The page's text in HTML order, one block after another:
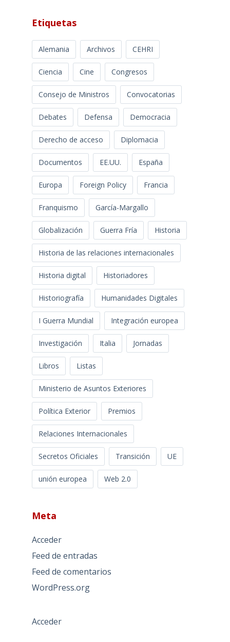
Etiquetas
Alemania Archivos CEHRI
Ciencia Cine Congresos
Consejo de Ministros Convocatorias
Debates Defensa Democracia
Derecho de acceso Diplomacia
Documentos EE.UU. España
Europa Foreign Policy Francia
Franquismo García-Margallo
Globalización Guerra Fría Historia
Historia de las relaciones internacionales
Historia digital Historiadores
Historiografía Humanidades Digitales
I Guerra Mundial Integración europea
Investigación Italia Jornadas
Libros Listas
Ministerio de Asuntos Exteriores
Política Exterior Premios
Relaciones Internacionales
Secretos Oficiales Transición UE
unión europea Web 2.0
Meta
Acceder
Feed de entradas
Feed de comentarios
WordPress.org
Acceder